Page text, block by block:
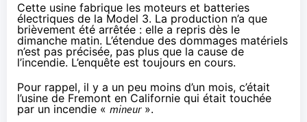
Cette usine fabrique les moteurs et batteries
électriques de la Model 3. La production n’a que
brièvement été arrêtée : elle a repris dès le
dimanche matin. L’étendue des dommages matériels
n’est pas précisée, pas plus que la cause de
l’incendie. L’enquête est toujours en cours.
Pour rappel, il y a un peu moins d’un mois, c’était
l’usine de Fremont en Californie qui était touchée
par un incendie « mineur».